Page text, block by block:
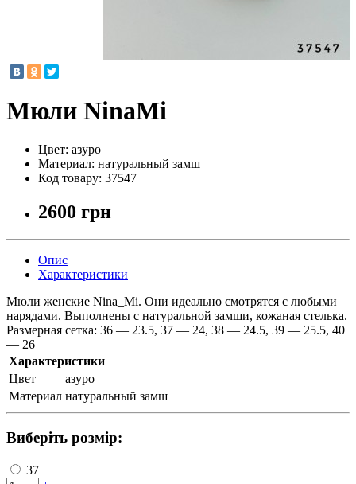
Мюли NinaMi
Цвет: азуро
Материал: натуральный замш
Код товару: 37547
2600 грн
Опис
Характеристики
Мюли женские Nina_Mi. Они идеально смотрятся с любыми
нарядами. Выполнены с натуральной замши, кожаная стелька.
Размерная сетка: 36 — 23.5, 37 — 24, 38 — 24.5, 39 — 25.5, 40
— 26
Характеристики
Цвет
азуро
Материал натуральный замш
Виберіть розмір:
37